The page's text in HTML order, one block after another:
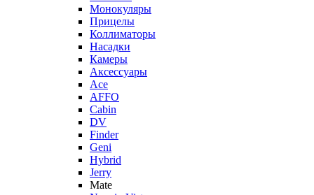
Монокуляры
Прицелы
Коллиматоры
Насадки
Камеры
Аксессуары
Ace
AFFO
Cabin
DV
Finder
Geni
Hybrid
Jerry
Mate